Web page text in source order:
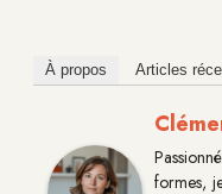
À propos Articles
formes,